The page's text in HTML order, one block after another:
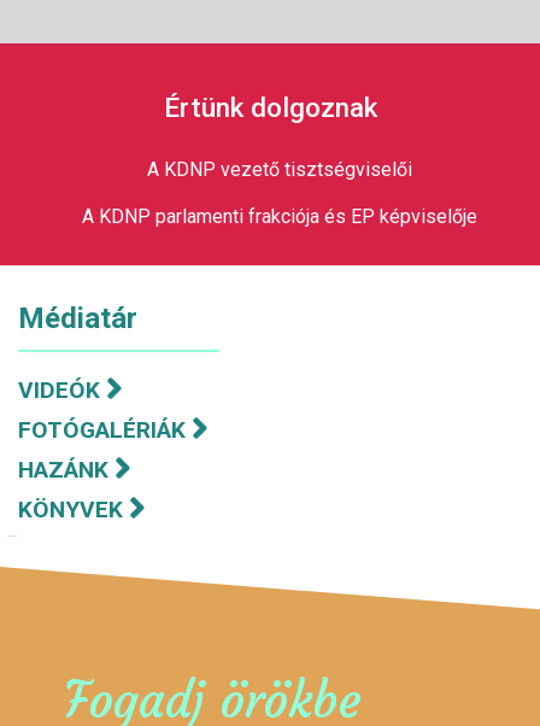
Értünk dolgoznak
A KDNP vezető tisztségviselői
A KDNP parlamenti frakciója és EP képviselője
Médiatár
VIDEÓK
FOTÓGALÉRIÁK
HAZÁNK
KÖNYVEK
Fogadj örökbe